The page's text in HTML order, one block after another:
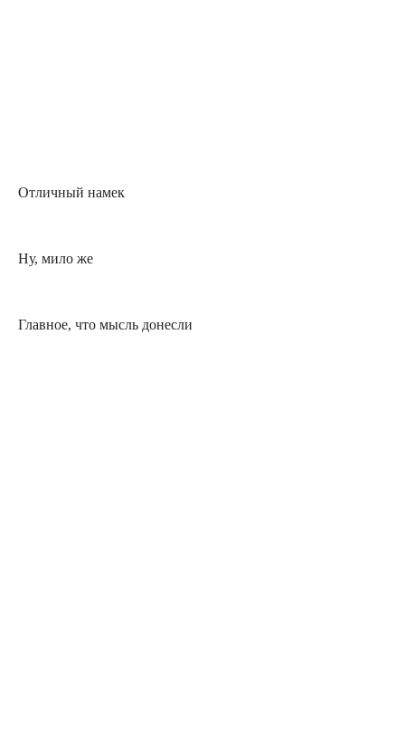
Отличный намек
Ну, мило же
Главное, что мысль донесли